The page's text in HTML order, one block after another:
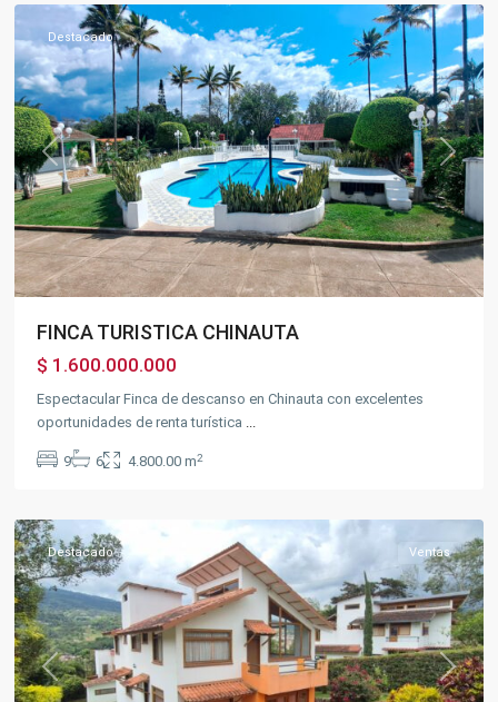
Previous Next
Destacado
FINCA TURISTICA CHINAUTA
$ 1.600.000.000
Espectacular Finca de descanso en Chinauta con excelentes
oportunidades de renta turística ...
9 6 4.800.00 m2
Previous Next
Destacado Ventas